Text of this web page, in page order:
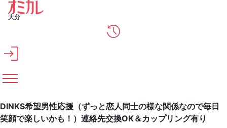
メインコンテンツへスキップ
大分
DINKS希望男性応援（ずっと恋人同士の様な関係なので毎日
笑顔で楽しいかも！）連絡先交換OK＆カップリング有り